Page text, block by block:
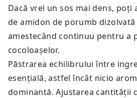
Dacă vrei un sos mai dens,
de amidon de porumb dizolvată
amestecând continuu pentru a
cocoloașelor.
Păstrarea echilibrului între
esențială, astfel încât nicio
dominantă. Ajustarea cantității